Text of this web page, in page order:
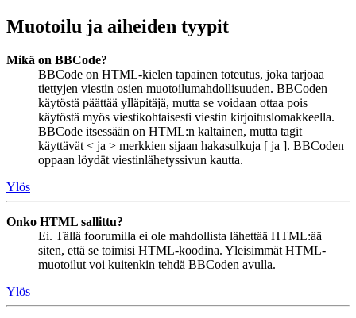
Muotoilu ja aiheiden tyypit
Mikä on BBCode?
BBCode on HTML-kielen tapainen toteutus, joka tarjoaa
tiettyjen viestin osien muotoilumahdollisuuden. BBCoden
käytöstä päättää ylläpitäjä, mutta se voidaan ottaa pois
käytöstä myös viestikohtaisesti viestin kirjoituslomakkeella.
BBCode itsessään on HTML:n kaltainen, mutta tagit
käyttävät < ja > merkkien sijaan hakasulkuja [ ja ]. BBCoden
oppaan löydät viestinlähetyssivun kautta.
Ylös
Onko HTML sallittu?
Ei. Tällä foorumilla ei ole mahdollista lähettää HTML:ää
siten, että se toimisi HTML-koodina. Yleisimmät HTML-
muotoilut voi kuitenkin tehdä BBCoden avulla.
Ylös